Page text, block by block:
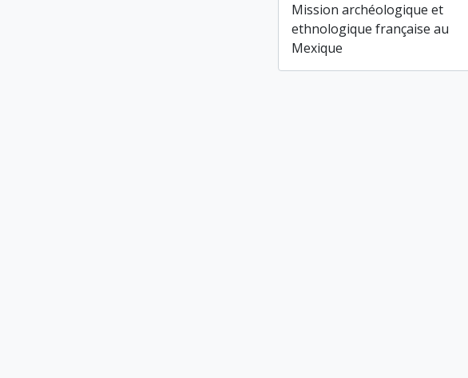
Mission archéologique et
ethnologique française au
Mexique